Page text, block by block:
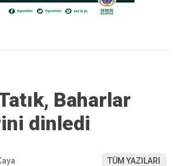
Baharlar
dinledi
TÜM YAZILARI